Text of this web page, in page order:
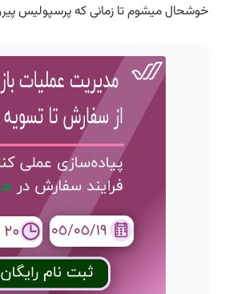
خوشحال میشوم تا زمانی که پرسپولیس